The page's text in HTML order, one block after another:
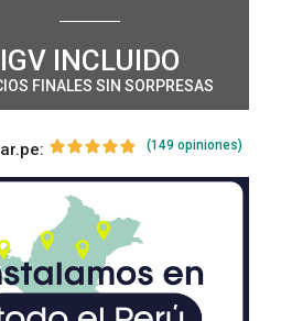
IGV INCLUIDO
FINALES SIN SORPRESAS
(149 opiniones)